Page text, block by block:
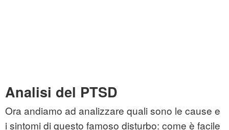
Analisi del PTSD
Ora andiamo ad analizzare quali sono le cause e
i sintomi di questo famoso disturbo: come è facile